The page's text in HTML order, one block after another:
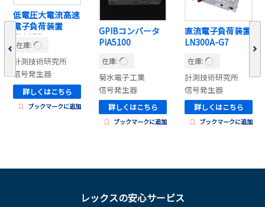
低電圧大電流高速
電子負荷装置
ELL355
在庫:
計測技術研究所
信号発生器
詳しくはこちら
ブックマークに追加
GPIBコンバータ
PIA5100
在庫:
菊水電子工業
信号発生器
詳しくはこちら
ブックマークに追加
直流電子負荷装置
LN300A-G7
在庫:
計測技術研究所
信号発生器
詳しくはこちら
ブックマークに追加
レックスの安心サービス